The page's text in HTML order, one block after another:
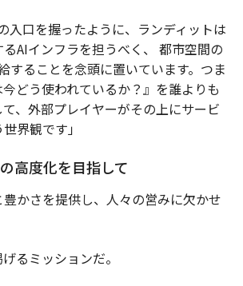
入口を握ったように、ランディットは
AIインフラを担うべく、 都市空間の
することを念頭に置いています。つま
どう使われているか？』を誰よりも
、外部プレイヤーがその上にサービ
界観です」
高度化を目指して
豊かさを提供し、人々の営みに欠かせ
るミッションだ。